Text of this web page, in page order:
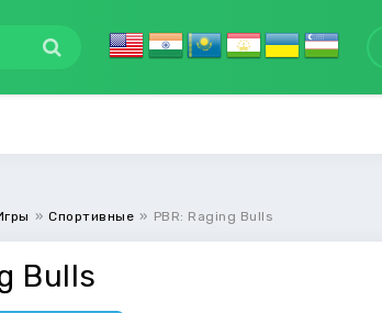
» Спортивные » PBR: Raging Bulls
Bulls